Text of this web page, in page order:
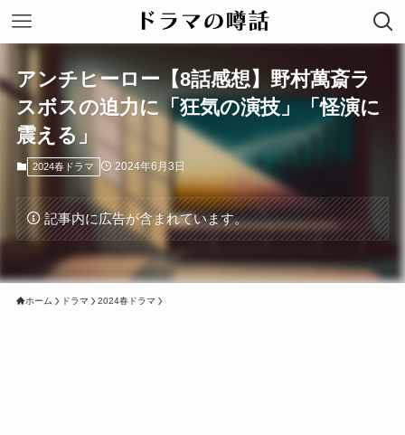
アンチヒーロー【8話感想】野村萬斎ラ
スボスの迫力に「狂気の演技」「怪演に
震える」
2024春ドラマ 2024年6月3日
記事内に広告が含まれています。
ホーム ドラマ 2024春ドラマ